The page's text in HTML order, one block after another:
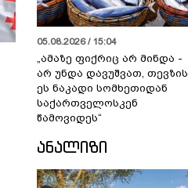
05.08.2026 / 15:04
„ამაზე ფიქრიც არ მინდა -
არ უნდა დავუშვათ, თევზის
ეს ნაკადი სომხეთიდან
საქართველოსკენ
წამოვიდეს“
ᲐᲜᲐᲚᲘᲖᲘ